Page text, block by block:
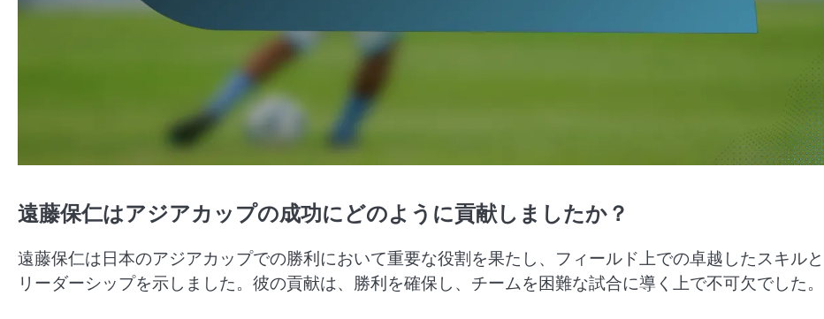
遠藤保仁はアジアカップの成功にどのように貢献しましたか？
遠藤保仁は日本のアジアカップでの勝利において重要な役割を果たし、フィールド上での卓越したスキルと
リーダーシップを示しました。彼の貢献は、勝利を確保し、チームを困難な試合に導く上で不可欠でした。